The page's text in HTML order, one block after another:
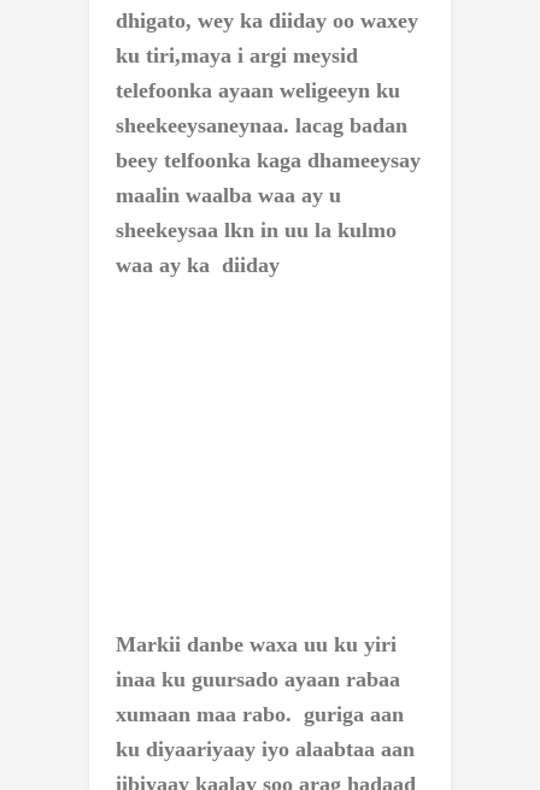
dhigato, wey ka diiday oo waxey
ku tiri,maya i argi meysid
telefoonka ayaan weligeeyn ku
sheekeeysaneynaa. lacag badan
beey telfoonka kaga dhameeysay
maalin waalba waa ay u
sheekeysaa lkn in uu la kulmo
waa ay ka diiday
Markii danbe waxa uu ku yiri
inaa ku guursado ayaan rabaa
xumaan maa rabo. guriga aan
ku diyaariyaay iyo alaabtaa aan
iibiyaay kaalay soo arag hadaad